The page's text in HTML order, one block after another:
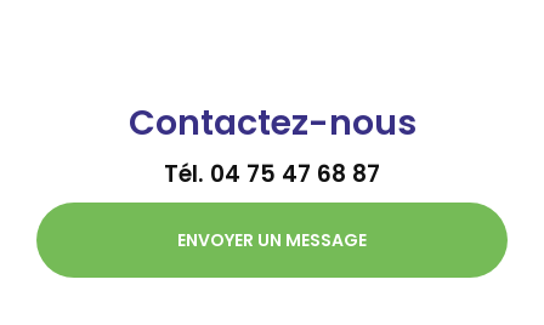
Contactez-nous
Tél. 04 75 47 68 87
ENVOYER UN MESSAGE